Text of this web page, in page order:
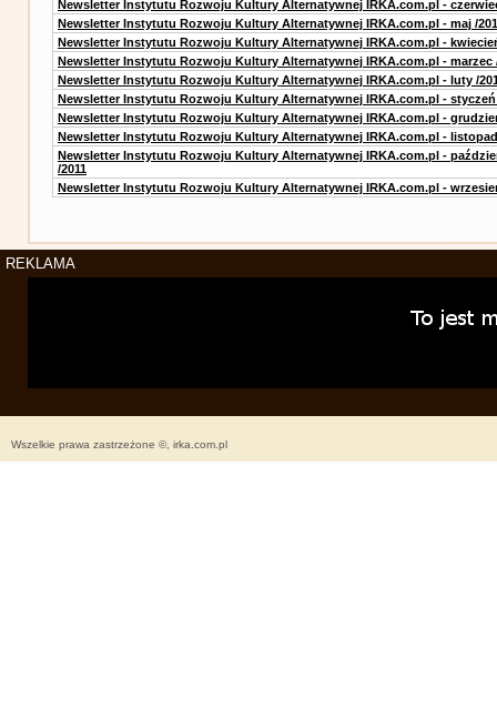
Newsletter Instytutu Rozwoju Kultury Alternatywnej IRKA.com.pl -
Newsletter Instytutu Rozwoju Kultury Alternatywnej IRKA.com.pl - maj /
Newsletter Instytutu Rozwoju Kultury Alternatywnej IRKA.com.pl -
Newsletter Instytutu Rozwoju Kultury Alternatywnej IRKA.com.pl - marzec
Newsletter Instytutu Rozwoju Kultury Alternatywnej IRKA.com.pl - luty /
Newsletter Instytutu Rozwoju Kultury Alternatywnej IRKA.com.pl - styczeń
Newsletter Instytutu Rozwoju Kultury Alternatywnej IRKA.com.pl -
Newsletter Instytutu Rozwoju Kultury Alternatywnej IRKA.com.pl - listopad
Newsletter Instytutu Rozwoju Kultury Alternatywnej IRKA.com.pl -
/2011
Newsletter Instytutu Rozwoju Kultury Alternatywnej IRKA.com.pl -
REKLAMA
Wszelkie prawa zastrzeżone ©, irka.com.pl